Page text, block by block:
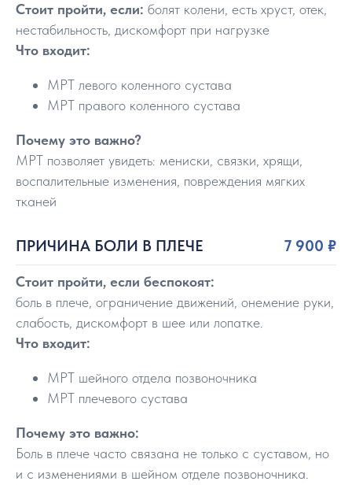
Стоит пройти, если: болят колени, есть хруст, отек,
нестабильность, дискомфорт при нагрузке
Что входит:
МРТ левого коленного сустава
МРТ правого коленного сустава
Почему это важно?
МРТ позволяет увидеть: мениски, связки, хрящи,
воспалительные изменения, повреждения мягких
тканей
ПРИЧИНА БОЛИ В ПЛЕЧЕ 7 900 ₽
Стоит пройти, если беспокоят:
боль в плече, ограничение движений, онемение руки,
слабость, дискомфорт в шее или лопатке.
Что входит:
МРТ шейного отдела позвоночника
МРТ плечевого сустава
Почему это важно:
Боль в плече часто связана не только с суставом, но
и с изменениями в шейном отделе позвоночника.